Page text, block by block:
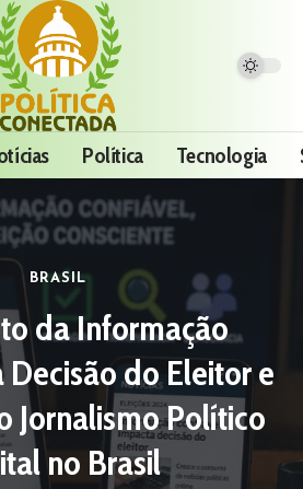
Política Tecnologia
BRASIL
da Informação
Decisão do Eleitor e
Jornalismo Político
no Brasil